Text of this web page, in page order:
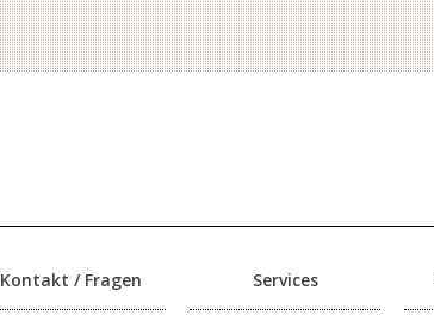
Kontakt / Fragen Services